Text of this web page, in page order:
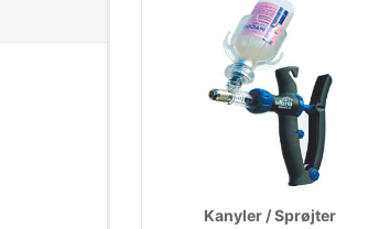
Kanyler / Sprøjter